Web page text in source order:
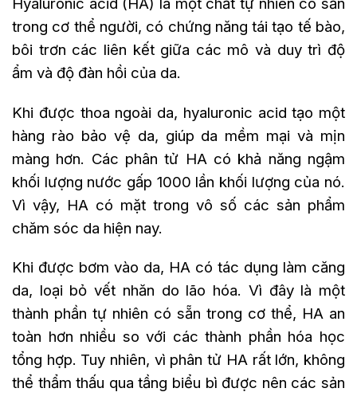
trong cơ thể người, có chứng năng tái tạo tế bào,
bôi trơn các liên kết giữa các mô và duy trì độ
ẩm và độ đàn hồi của da.
Khi được thoa ngoài da, hyaluronic acid tạo một
hàng rào bảo vệ da, giúp da mềm mại và mịn
màng hơn. Các phân tử HA có khả năng ngậm
khối lượng nước gấp 1000 lần khối lượng của nó.
Vì vậy, HA có mặt trong vô số các sản phẩm
chăm sóc da hiện nay.
Khi được bơm vào da, HA có tác dụng làm căng
da, loại bỏ vết nhăn do lão hóa. Vì đây là một
thành phần tự nhiên có sẵn trong cơ thể, HA an
toàn hơn nhiều so với các thành phần hóa học
tổng hợp. Tuy nhiên, vì phân tử HA rất lớn, không
thể thẩm thấu qua tầng biểu bì được nên các sản